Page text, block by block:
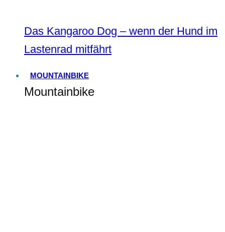
Das Kangaroo Dog – wenn der Hund im
Lastenrad mitfährt
MOUNTAINBIKE
Mountainbike